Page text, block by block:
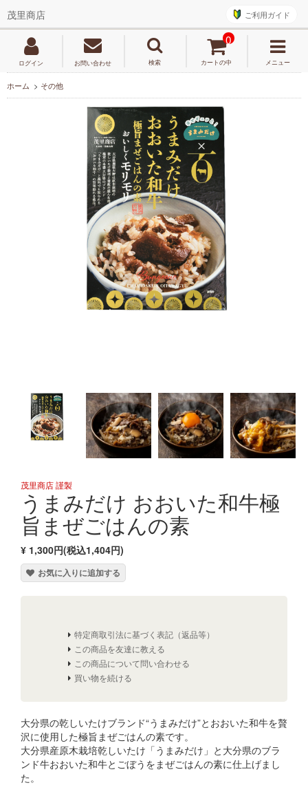
茂里商店 ご利用ガイド
ログイン お問い合わせ 検索 カートの中
0
メニュー
ホーム > その他
茂里商店 謹製
うまみだけ おおいた和牛極
旨まぜごはんの素
¥ 1,300円(税込1,404円)
お気に入りに追加する
特定商取引法に基づく表記（返品等）
この商品を友達に教える
この商品について問い合わせる
買い物を続ける
大分県の乾しいたけブランド“うまみだけ”とおおいた和牛を贅
沢に使用した極旨まぜごはんの素です。
大分県産原木栽培乾しいたけ「うまみだけ」と大分県のブラ
ンド牛おおいた和牛とごぼうをまぜごはんの素に仕上げまし
た。